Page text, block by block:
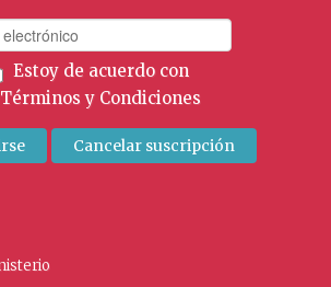
Estoy de acuerdo con
Términos y Condiciones